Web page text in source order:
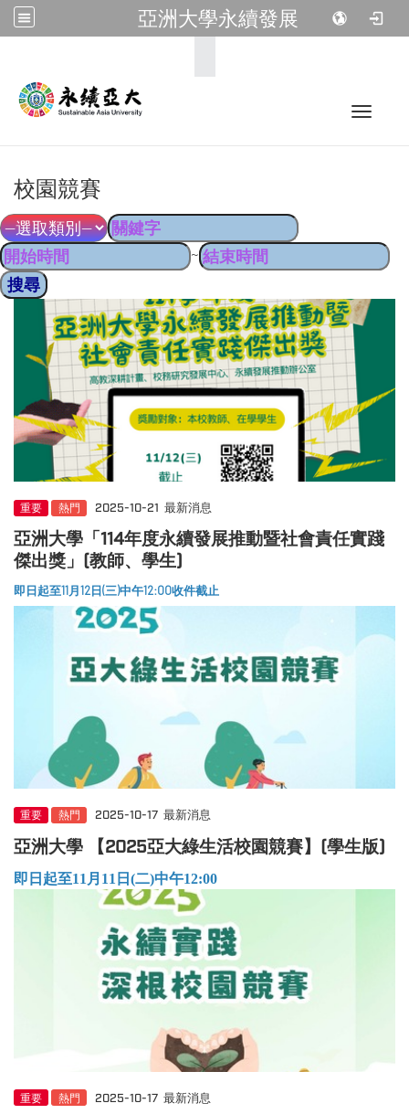
亞洲大學永續發展
Toggle
校園競賽
~
重要 熱門 2025-10-21 最新消息
亞洲大學「114年度永續發展推動暨社會責任實踐
傑出獎」(教師、學生)
即日起至11月12日(三)中午12:00收件截止
重要 熱門 2025-10-17 最新消息
亞洲大學 【2025亞大綠生活校園競賽】(學生版)
即日起至11月11日(二)中午12:00
重要 熱門 2025-10-17 最新消息